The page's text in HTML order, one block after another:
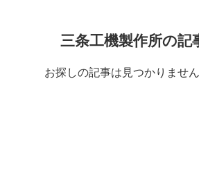
三条工機製作所の記
お探しの記事は見つかりません